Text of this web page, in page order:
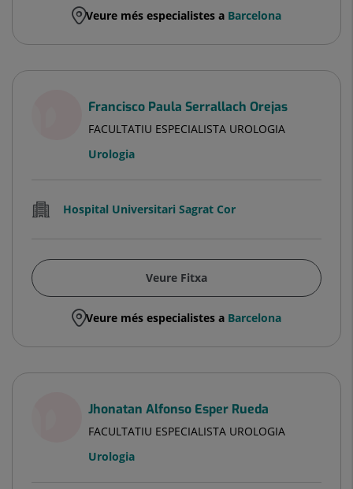
Veure més especialistes a Barcelona
Francisco Paula Serrallach Orejas
FACULTATIU ESPECIALISTA UROLOGIA
Urologia
Hospital Universitari Sagrat Cor
Veure Fitxa
Veure més especialistes a Barcelona
Jhonatan Alfonso Esper Rueda
FACULTATIU ESPECIALISTA UROLOGIA
Urologia